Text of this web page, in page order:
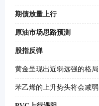
期债放量上行
原油市场思路预测
股指反弹
黄金呈现出近弱远强的格局
苯乙烯的上升势头将会减弱